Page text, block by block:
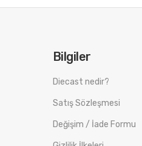
Bilgiler
Diecast nedir?
Satış Sözleşmesi
Değişim / İade Formu